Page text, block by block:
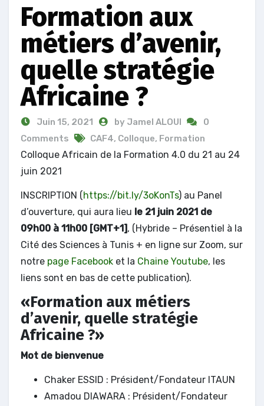
Formation aux
métiers d’avenir,
quelle stratégie
Africaine ?
Juin 15, 2021 by Jamel ALOUI
0
Comments
CAF4, Colloque, Formation
Colloque Africain de la Formation 4.0 du 21 au 24
juin 2021
INSCRIPTION ( https://bit.ly/3oKonTs) au Panel
d’ouverture, qui aura lieu le 21 juin 2021 de
09h00 à 11h00 [GMT+1] , (Hybride – Présentiel à la
Cité des Sciences à Tunis + en ligne sur Zoom, sur
notre page Facebook et la Chaine Youtube, les
liens sont en bas de cette publication).
«Formation aux métiers
d’avenir, quelle stratégie
Africaine ?»
Mot de bienvenue
Chaker ESSID : Président/Fondateur ITAUN
Amadou DIAWARA : Président/Fondateur